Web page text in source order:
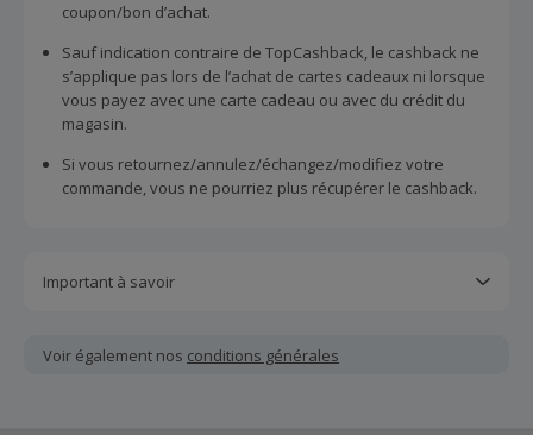
coupon/bon d’achat.
Sauf indication contraire de TopCashback, le cashback ne
s’applique pas lors de l’achat de cartes cadeaux ni lorsque
vous payez avec une carte cadeau ou avec du crédit du
magasin.
Si vous retournez/annulez/échangez/modifiez votre
commande, vous ne pourriez plus récupérer le cashback.
Important à savoir
ou non reçu doivent être soumises au plus tard dans les
100 jours qui suivent la date d'achat.
Voir également nos conditions générales